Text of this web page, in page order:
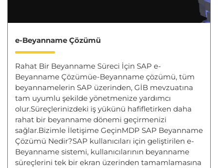
e-Beyanname Çözümü
Rahat Bir Beyanname Süreci İçin SAP e-
Beyanname Çözümüe-Beyanname çözümü, tüm
beyannamelerin SAP üzerinden, GİB mevzuatına
tam uyumlu şekilde yönetmenize yardımcı
olur.Süreçlerinizdeki iş yükünü hafifletirken daha
rahat bir beyanname dönemi geçirmenizi
sağlar.Bizimle İletişime GeçinMDP SAP Beyanname
Çözümü Nedir?SAP kullanıcıları için geliştirilen e-
Beyanname sistemi, kullanıcılarının beyanname
süreçlerini tek bir ekran üzerinden tamamlamasına